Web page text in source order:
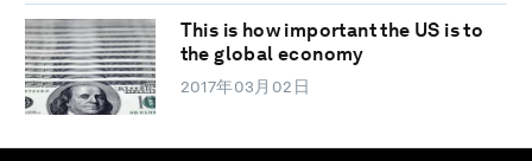
This is how important the US is to
the global economy
2017年03月02日